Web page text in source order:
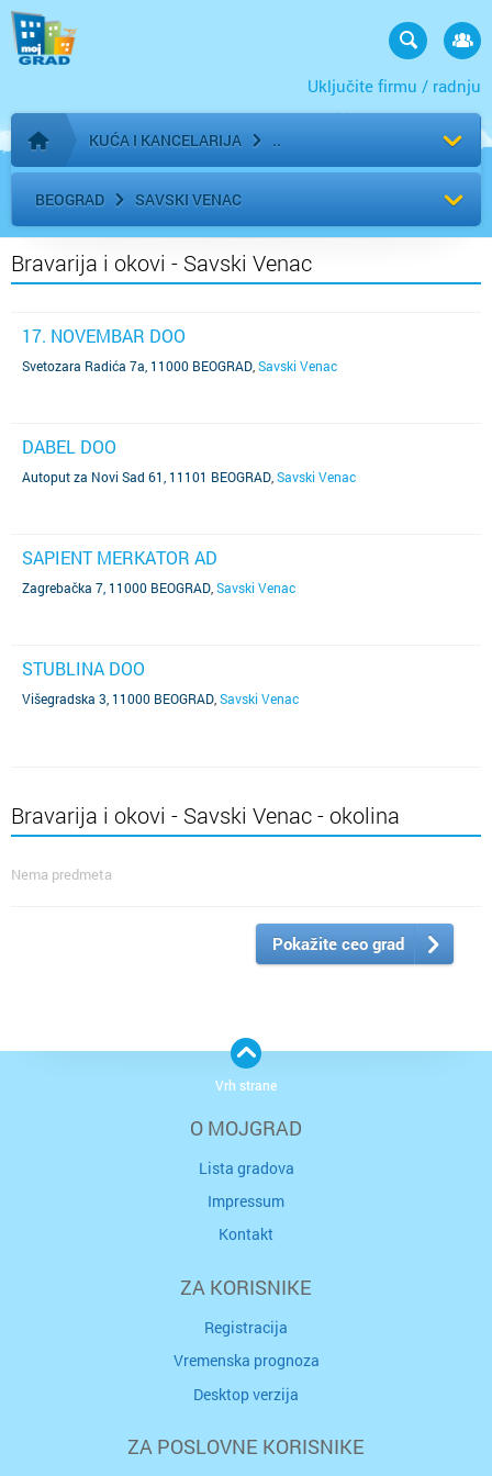
Uključite firmu / radnju
Početna stranica
KUĆA I KANCELARIJA
BEOGRAD SAVSKI VENAC
Bravarija i okovi - Savski Venac
17. NOVEMBAR DOO
Svetozara Radića 7a, 11000 BEOGRAD Savski Venac
DABEL DOO
Autoput za Novi Sad 61, 11101 BEOGRAD Savski Venac
SAPIENT MERKATOR AD
Zagrebačka 7, 11000 BEOGRAD Savski Venac
STUBLINA DOO
Višegradska 3, 11000 BEOGRAD Savski Venac
Bravarija i okovi - Savski Venac - okolina
Nema predmeta
Pokažite ceo grad
O MOJGRAD
Lista gradova
Impressum
Kontakt
ZA KORISNIKE
Registracija
Vremenska prognoza
Desktop verzija
ZA POSLOVNE KORISNIKE
Vrh strane